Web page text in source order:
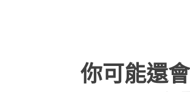
你可能還